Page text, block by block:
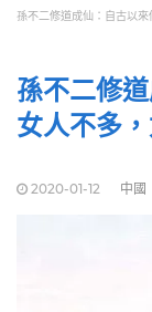
孫不二修道成仙：自古以
孫不二修
女人不多
2020-01-12 中國